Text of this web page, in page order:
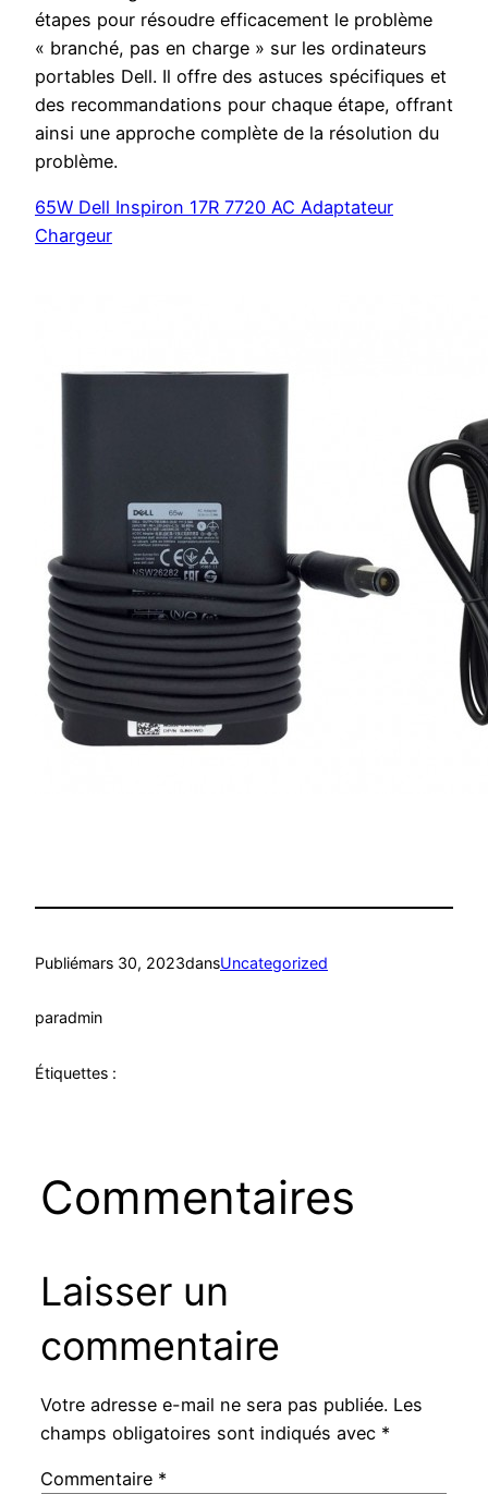
étapes pour résoudre efficacement le problème
« branché, pas en charge » sur les ordinateurs
portables Dell. Il offre des astuces spécifiques et
des recommandations pour chaque étape, offrant
ainsi une approche complète de la résolution du
problème.
65W Dell Inspiron 17R 7720 AC Adaptateur
Chargeur
Publiémars 30, 2023dansUncategorized
paradmin
Étiquettes :
Commentaires
Laisser un
commentaire
Votre adresse e-mail ne sera pas publiée. Les
champs obligatoires sont indiqués avec *
Commentaire *